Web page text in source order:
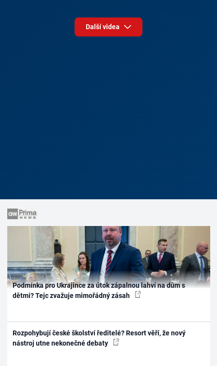
Další videa
Podmínka pro Ukrajince za útok zápalnou lahví na dům s
dětmi? Tejc zvažuje mimořádný zásah
Rozpohybují české školství ředitelé? Resort věří, že nový
nástroj utne nekonečné debaty